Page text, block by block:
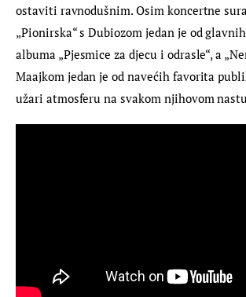
ostaviti ravnodušnim. Osim koncertne
„Pionirska“ s Dubiozom jedan je od
albuma „Pjesmice za djecu i odrasle“, a
Maajkom jedan je od navećih favorita
užari atmosferu na svakom njihovom